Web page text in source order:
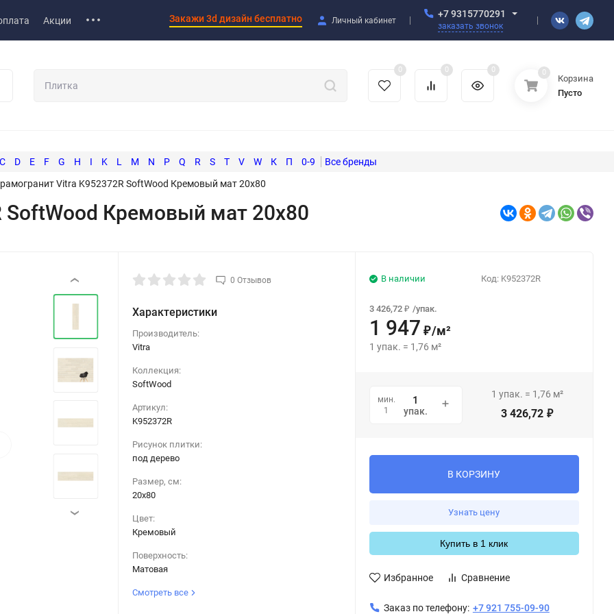
Акции Закажи 3d дизайн бесплатно Личный кабинет
+7 9315770291
заказать звонок
0 0 0 0
Корзина
Пусто
C D E F G H I K L M N P Q R S T V W К П
0-9
Vitra K952372R SoftWood Кремовый мат 20х80
SoftWood Кремовый мат 20х80
‹
›
0 Отзывов
Характеристики
Производитель:
Vitra
Коллекция:
SoftWood
Артикул:
K952372R
Рисунок плитки:
под дерево
Размер, см:
20х80
Цвет:
Кремовый
Поверхность:
Матовая
Смотреть все
Код: K952372R
В наличии
3 426,72 ₽ /упак.
1 947 ₽/м²
1 упак. = 1,76 м²
мин.
1
упак.
1 упак. = 1,76 м²
3 426,72 ₽
В КОРЗИНУ
Узнать цену
Купить в 1 клик
Избранное Сравнение
Заказ по телефону: +7 921 755-09-90